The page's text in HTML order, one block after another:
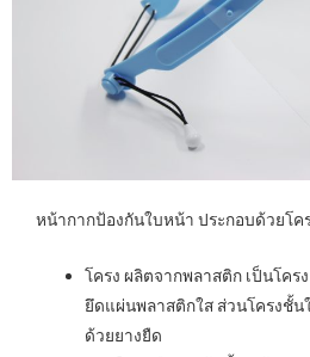
หน้ากากป้องกันใบหน้า ประกอบด้วยโค
โครง ผลิตจากพลาสติก เป็นโคร
ยึดแผ่นพลาสติกใส ส่วนโครงชั้
ด้วยยางยืด